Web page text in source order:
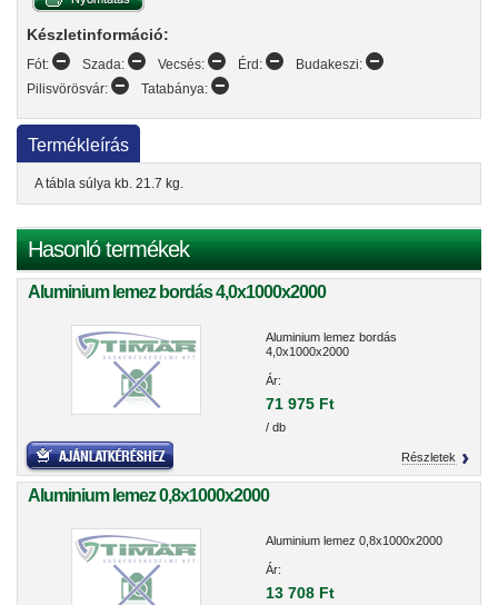
Készletinformáció:
Fót: Szada: Vecsés: Érd:
Budakeszi:
Pilisvörösvár:
Tatabánya:
Termékleírás
A tábla súlya kb. 21.7 kg.
Hasonló termékek
Aluminium lemez bordás 4,0x1000x2000
Aluminium lemez bordás
4,0x1000x2000
Ár:
71 975 Ft
/ db
Részletek
Aluminium lemez 0,8x1000x2000
Aluminium lemez 0,8x1000x2000
Ár:
13 708 Ft